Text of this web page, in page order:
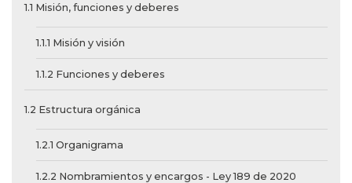
1.1 Misión, funciones y deberes
1.1.1 Misión y visión
1.1.2 Funciones y deberes
1.2 Estructura orgánica
1.2.1 Organigrama
1.2.2 Nombramientos y encargos - Ley 189 de 2020